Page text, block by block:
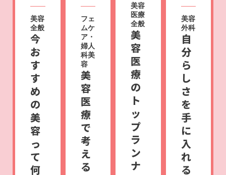
美容
全般
今
お
す
す
め
の
美
容
っ
て
何
フェ
ムケ
ア・
婦人
科美
容
美
容
医
療
で
考
え
る
美容
医療
全般
美
容
医
療
の
ト
ッ
プ
ラ
ン
ナ
美容
外科
自
分
ら
し
さ
を
手
に
入
れ
る